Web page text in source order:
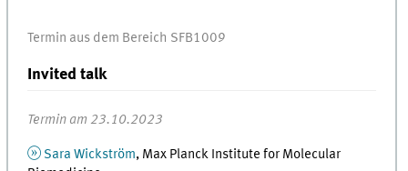
Termin aus dem Bereich SFB1009
Invited talk
Termin am 23.10.2023
Sara Wickström, Max Planck Institute for Molecular